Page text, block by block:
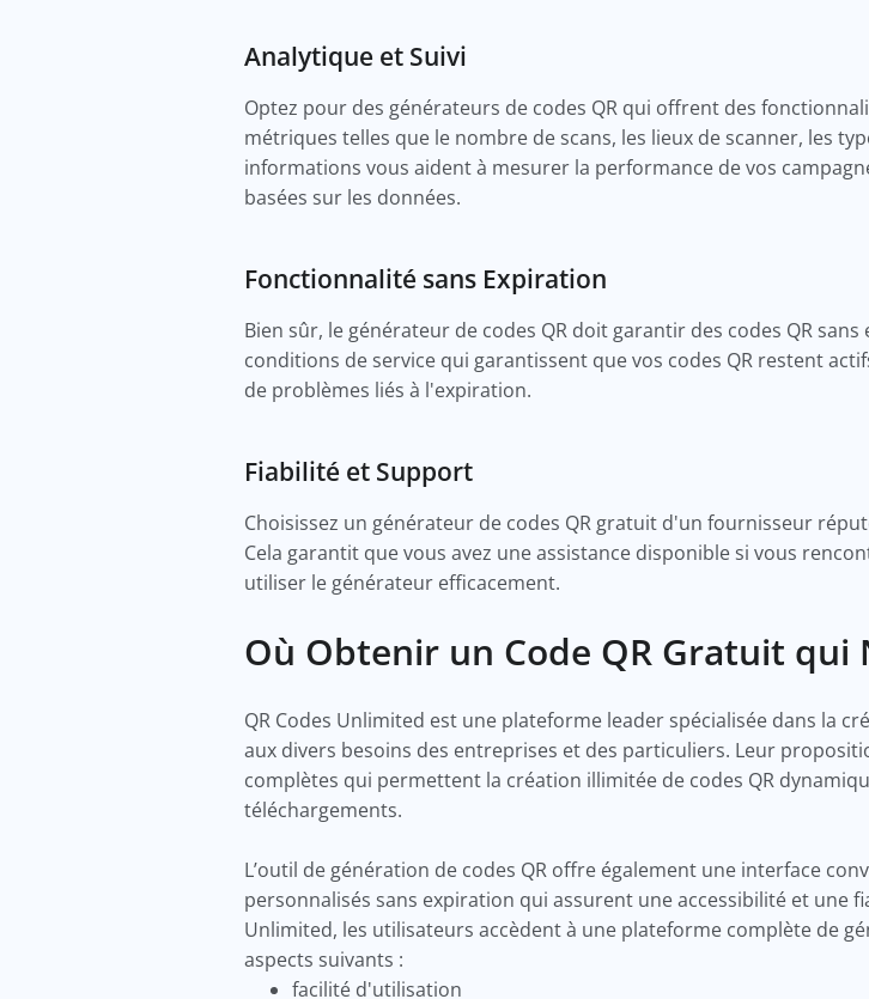
Analytique et Suivi
Optez pour des générateurs de codes QR qui offrent des
métriques telles que le nombre de scans, les lieux de scanner, les
informations vous aident à mesurer la performance de vos
basées sur les données.
Fonctionnalité sans Expiration
Bien sûr, le générateur de codes QR doit garantir des codes QR
conditions de service qui garantissent que vos codes QR restent
de problèmes liés à l'expiration.
Fiabilité et Support
Choisissez un générateur de codes QR gratuit d'un fournisseur
Cela garantit que vous avez une assistance disponible si vous
utiliser le générateur efficacement.
Où Obtenir un Code QR Gratuit qui
QR Codes Unlimited est une plateforme leader spécialisée dans la
aux divers besoins des entreprises et des particuliers. Leur
complètes qui permettent la création illimitée de codes QR
téléchargements.
L’outil de génération de codes QR offre également une interface
personnalisés sans expiration qui assurent une accessibilité et une
Unlimited, les utilisateurs accèdent à une plateforme complète de
aspects suivants :
facilité d'utilisation